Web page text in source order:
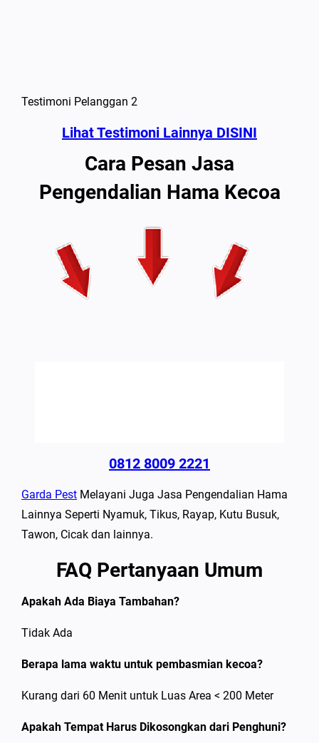
Testimoni Pelanggan 2
Lihat Testimoni Lainnya DISINI
Cara Pesan Jasa
Pengendalian Hama Kecoa
0812 8009 2221
Garda Pest Melayani Juga Jasa Pengendalian Hama
Lainnya Seperti Nyamuk, Tikus, Rayap, Kutu Busuk,
Tawon, Cicak dan lainnya.
FAQ Pertanyaan Umum
Apakah Ada Biaya Tambahan?
Tidak Ada
Berapa lama waktu untuk pembasmian kecoa?
Kurang dari 60 Menit untuk Luas Area < 200 Meter
Apakah Tempat Harus Dikosongkan dari Penghuni?